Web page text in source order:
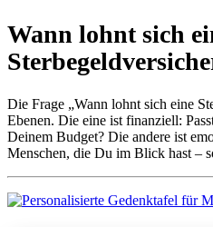
Wann lohnt sich
Die Frage „Wann lohnt sich eine
Ebenen. Die eine ist finanziell:
Deinem Budget? Die andere ist
Menschen, die Du im Blick hast –